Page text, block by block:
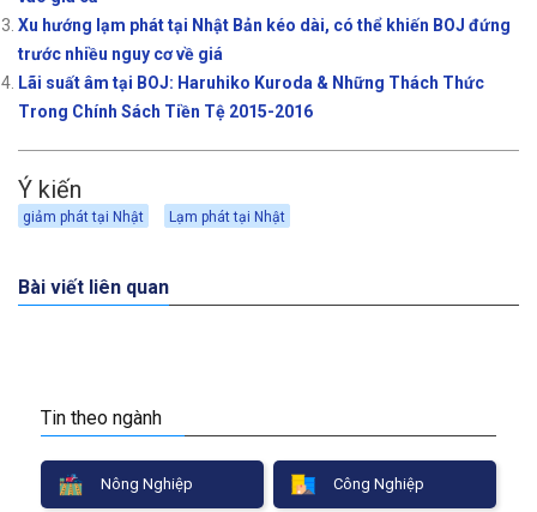
Xu hướng lạm phát tại Nhật Bản kéo dài, có thể khiến BOJ đứng
trước nhiều nguy cơ về giá
Lãi suất âm tại BOJ: Haruhiko Kuroda & Những Thách Thức
Trong Chính Sách Tiền Tệ 2015-2016
Ý kiến
giảm phát tại Nhật Lạm phát tại Nhật
Bài viết liên quan
Tin theo ngành
Nông Nghiệp Công Nghiệp